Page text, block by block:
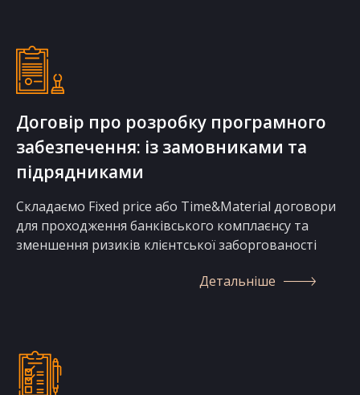
Договір про розробку програмного
забезпечення: із замовниками та
підрядниками
Складаємо Fixed price або Time&Material договори
для проходження банківського комплаєнсу та
зменшення ризиків клієнтської заборгованості
Детальніше